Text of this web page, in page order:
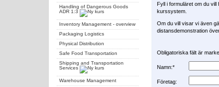
Handling of Dangerous Goods
ADR 1:3
Inventory Management - overview
Packaging Logistics
Physical Distribution
Safe Food Transportation
Shipping and Transportation
Services
Warehouse Management
Fyll i formuläret om du
kurssystem.
Om du vill visar vi även
distansdemonstration
Obligatoriska fält är
Namn:*
Företag: